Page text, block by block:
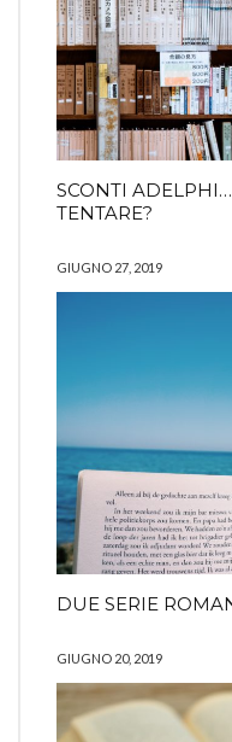
SCONTI
TENTARE?
GIUGNO 27, 2019
DUE SERIE
GIUGNO 20, 2019